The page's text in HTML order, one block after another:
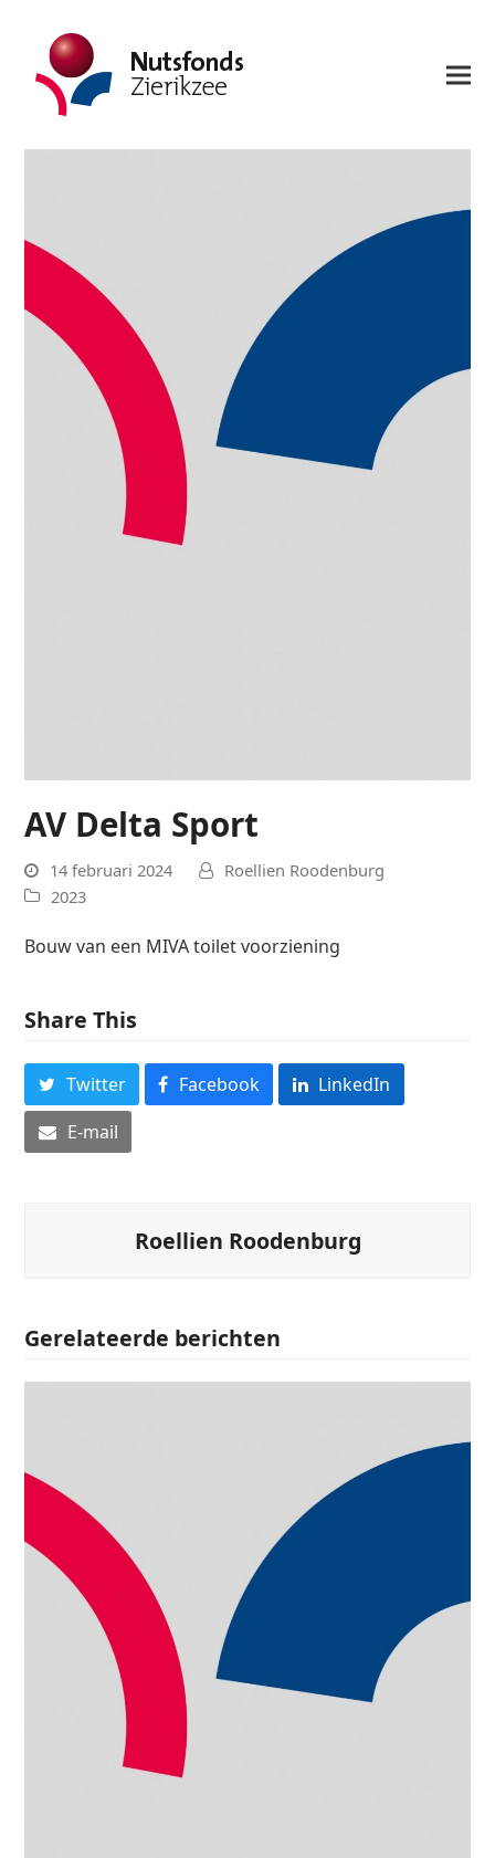
AV Delta Sport
14 februari 2024
Roellien Roodenburg
2023
Bouw van een MIVA toilet voorziening
Share This
Twitter Facebook
LinkedIn
E-mail
Roellien Roodenburg
Gerelateerde berichten